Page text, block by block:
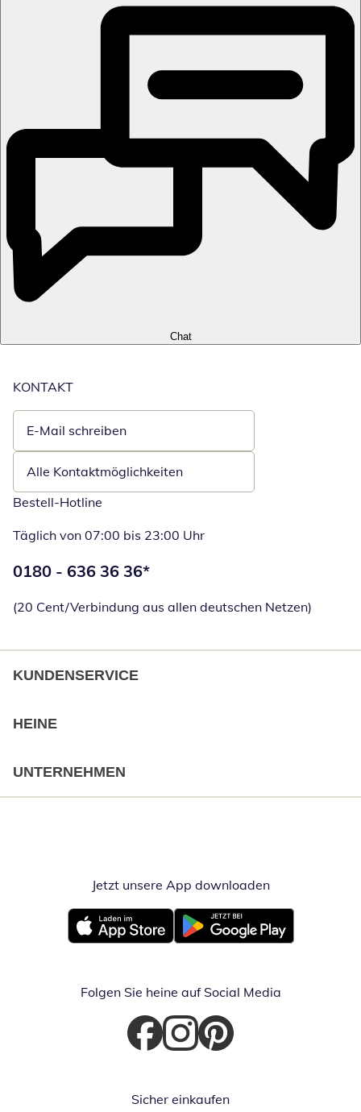
Chat
KONTAKT
E-Mail schreiben
Öffnet E-Mail-Client
Alle Kontaktmöglichkeiten
Bestell-Hotline
Täglich von 07:00 bis 23:00 Uhr
Telefonnummer:
0180 - 636 36 36*
(20 Cent/Verbindung aus allen deutschen Netzen)
KUNDENSERVICE
HEINE
UNTERNEHMEN
Jetzt unsere App downloadenÖffnet in
Öffnet in neuem FensterÖffnet in neuem Fenster
Folgen Sie heine auf Social Media
Öffnet in neuem Fenster
Öffnet in neuem Fenster
Öffnet in neuem Fenster
Sicher einkaufen